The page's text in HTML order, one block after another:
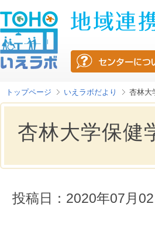
トップページ いえラボだより 杏林大
杏林大学保健
投稿日：2020年07月